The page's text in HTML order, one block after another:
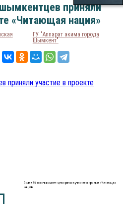
приняли
«Читающая нация»
​ГУ "Аппарат акима города
Шымкент"
Более 66 тысяч шымкентцев приняли участие в проекте «Читающая
нация»